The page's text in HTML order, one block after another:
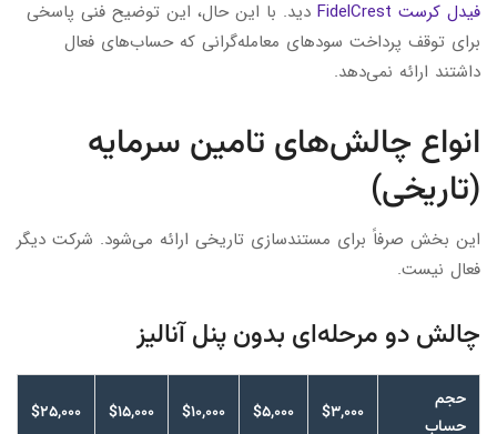
فیدل کرست FidelCrest
دید. با این حال، این توضیح فنی پاسخی
برای توقف پرداخت سودهای معامله‌گرانی که حساب‌های فعال
داشتند ارائه نمی‌دهد.
انواع چالش‌های تامین سرمایه
(تاریخی)
این بخش صرفاً برای مستندسازی تاریخی ارائه می‌شود. شرکت دیگر
فعال نیست.
چالش دو مرحله‌ای بدون پنل آنالیز
حجم
حساب
$۳,۰۰۰ $۵,۰۰۰ $۱۰,۰۰۰ $۱۵,۰۰۰ $۲۵,۰۰۰